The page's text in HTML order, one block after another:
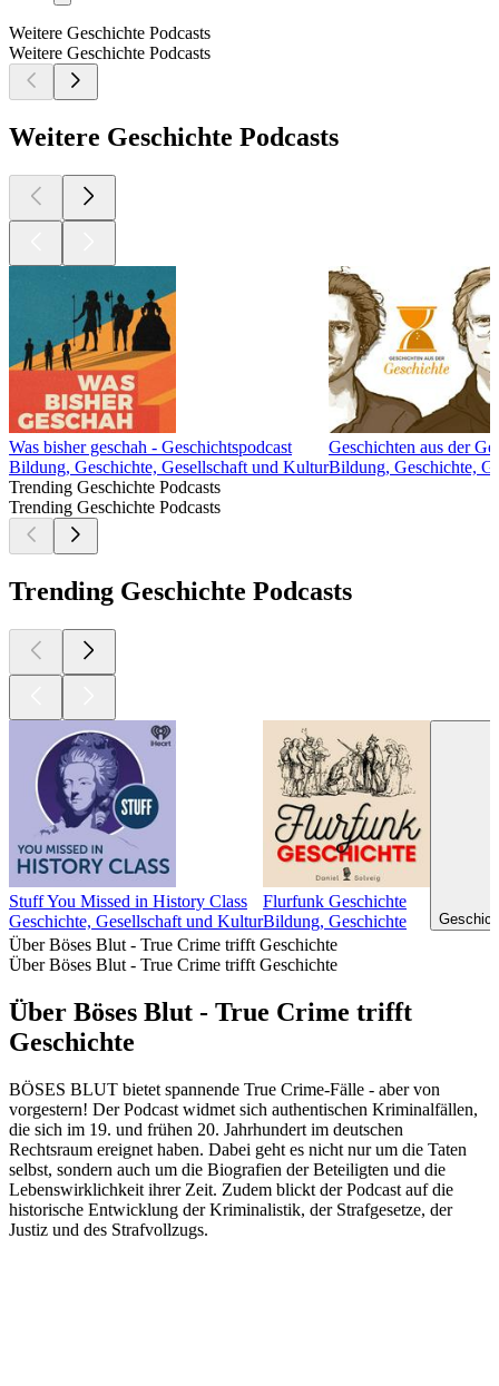
Weitere Geschichte Podcasts
Weitere Geschichte Podcasts
Weitere Geschichte Podcasts
Was bisher geschah - Geschichtspodcast
Bildung, Geschichte, Gesellschaft und Kultur
Geschichten aus der
Bildung, Geschichte,
Trending Geschichte Podcasts
Trending Geschichte Podcasts
Trending Geschichte Podcasts
Stuff You Missed in History Class
Geschichte, Gesellschaft und Kultur
Flurfunk Geschichte
Bildung, Geschichte
Über Böses Blut - True Crime trifft Geschichte
Über Böses Blut - True Crime trifft Geschichte
Über Böses Blut - True Crime trifft
Geschichte
BÖSES BLUT bietet spannende True Crime-Fälle - aber von
vorgestern! Der Podcast widmet sich authentischen Kriminalfällen,
die sich im 19. und frühen 20. Jahrhundert im deutschen
Rechtsraum ereignet haben. Dabei geht es nicht nur um die Taten
selbst, sondern auch um die Biografien der Beteiligten und die
Lebenswirklichkeit ihrer Zeit. Zudem blickt der Podcast auf die
historische Entwicklung der Kriminalistik, der Strafgesetze, der
Justiz und des Strafvollzugs.